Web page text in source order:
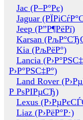
Jac (Р–Р°Рє)
Jaguar
Jeep (Р”Р¶РёРї)
Karsan
Kia (РљРёР°)
Lancia
Р›Р°РЅС‡Р°)
Land Rover
Р РѕРІРµСЂ)
Lexus
Liaz (Р›РёР°Р·)